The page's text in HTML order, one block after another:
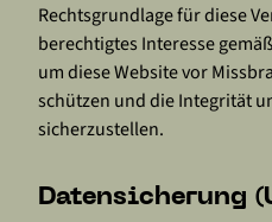
Rechtsgrundlage für diese
berechtigtes Interesse
um diese Website vor
schützen und die Integrität
sicherzustellen.
Datensicherung